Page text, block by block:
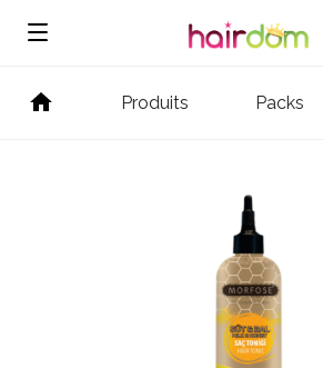
Produits Packs